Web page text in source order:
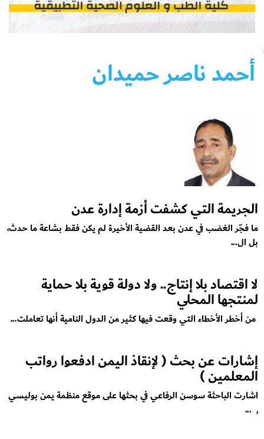
أحمد ناصر حميدان
الجريمة التي كشفت أزمة إدارة عدن
ما فجّر الغضب في عدن بعد القضية الأخيرة لم يكن فقط بشاعة ما حدث،
بل ال...
لا اقتصاد بلا إنتاج.. ولا دولة قوية بلا حماية
لمنتجها المحلي
من أخطر الأخطاء التي وقعت فيها كثير من الدول النامية أنها تعاملت...
إشارات عن بحث ( لإنقاذ اليمن ادفعوا رواتب
المعلمين )
اشارت الباحثة سوسن الرفاعي في بحثها على موقع منظمة يمن بوليسي
, ...